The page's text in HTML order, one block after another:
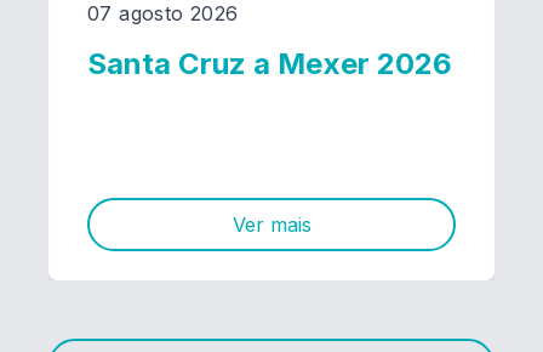
07 agosto 2026
Santa Cruz a Mexer 2026
Ver mais